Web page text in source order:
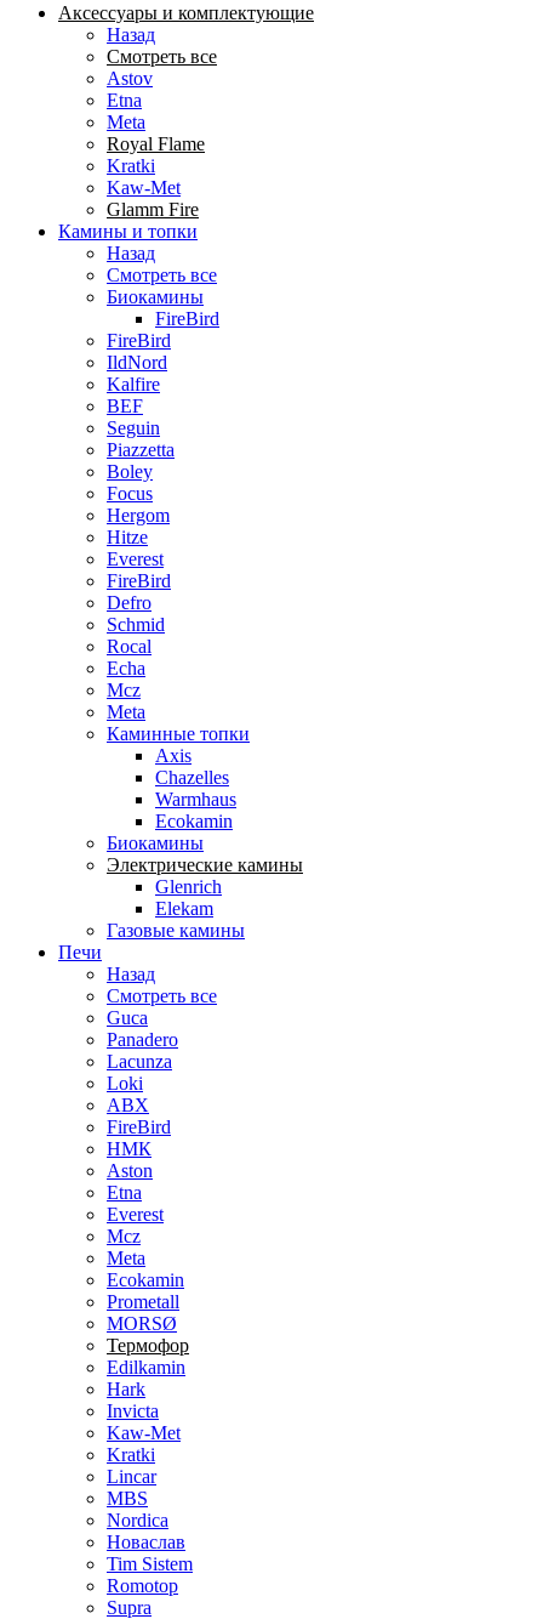
Аксессуары и комплектующие
Назад
Смотреть все
Astov
Etna
Meta
Royal Flame
Kratki
Kaw-Met
Glamm Fire
Камины и топки
Назад
Смотреть все
Биокамины
FireBird
FireBird
IldNord
Kalfire
BEF
Seguin
Piazzetta
Boley
Focus
Hergom
Hitze
Everest
FireBird
Defro
Schmid
Rocal
Echa
Mcz
Meta
Каминные топки
Axis
Chazelles
Warmhaus
Ecokamin
Биокамины
Электрические камины
Glenrich
Elekam
Газовые камины
Печи
Назад
Смотреть все
Guca
Panadero
Lacunza
Loki
ABX
FireBird
НМК
Aston
Etna
Everest
Mcz
Meta
Ecokamin
Prometall
MORSØ
Термофор
Edilkamin
Hark
Invicta
Kaw-Met
Kratki
Lincar
MBS
Nordica
Новаслав
Tim Sistem
Romotop
Supra